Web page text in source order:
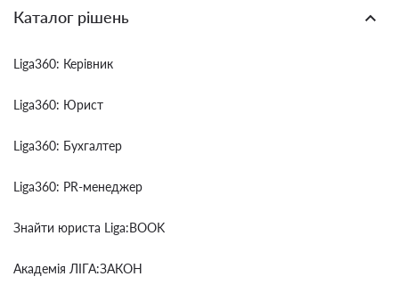
Каталог рішень
Liga360: Керівник
Liga360: Юрист
Liga360: Бухгалтер
Liga360: PR-менеджер
Знайти юриста Liga:BOOK
Академія ЛІГА:ЗАКОН